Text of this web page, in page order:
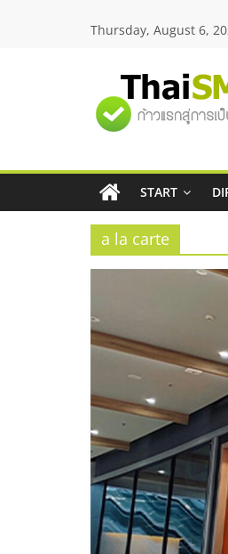
Thursday, August 6,
"ศูนย์
รวม
ข้อมูล
ธุรกิจ
SME
แห่ง
ประเท
รวม
START
a la carte